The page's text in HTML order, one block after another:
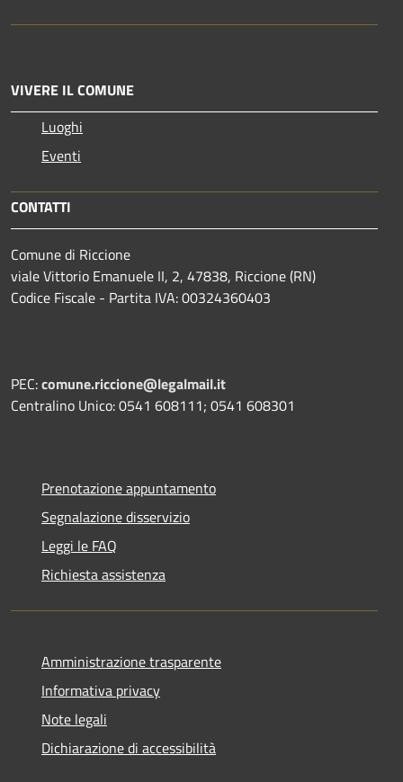
VIVERE IL COMUNE
Luoghi
Eventi
CONTATTI
Comune di Riccione
viale Vittorio Emanuele II, 2, 47838, Riccione (RN)
Codice Fiscale - Partita IVA: 00324360403
PEC:comune.riccione@legalmail.it
Centralino Unico: 0541 608111; 0541 608301
Prenotazione appuntamento
Segnalazione disservizio
Leggi le FAQ
Richiesta assistenza
Amministrazione trasparente
Informativa privacy
Note legali
Dichiarazione di accessibilità